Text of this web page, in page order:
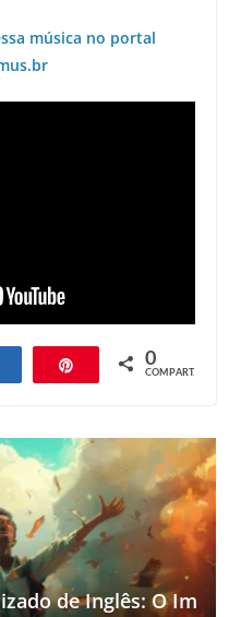
música no portal
Compartilhar 0
COMPART.
de Inglês: O Im